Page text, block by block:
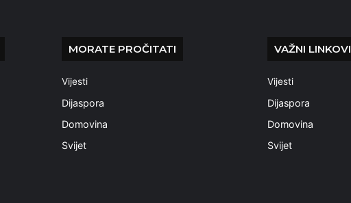
MORATE PROČITATI
Vijesti
Dijaspora
Domovina
Svijet
VAŽNI LINKOVI
Vijesti
Dijaspora
Domovina
Svijet